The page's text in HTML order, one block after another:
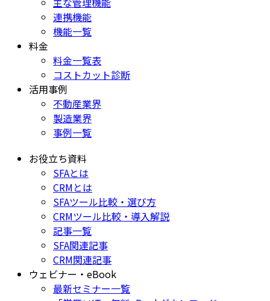
連携機能
機能一覧
料金
料金一覧表
コストカット診断
活用事例
不動産業界
製造業界
事例一覧
お役立ち資料
SFAとは
CRMとは
SFAツール比較・選び方
CRMツール比較・導入解説
記事一覧
SFA関連記事
CRM関連記事
ウェビナー・eBook
最新セミナー一覧